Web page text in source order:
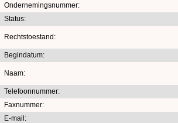
Ondernemingsnummer:
Status:
Rechtstoestand:
Begindatum:
Naam:
Telefoonnummer:
Faxnummer:
E-mail: